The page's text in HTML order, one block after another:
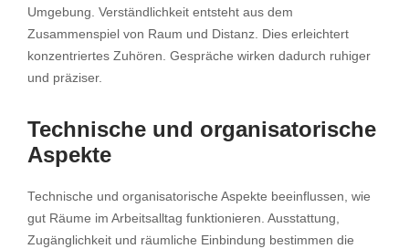
Umgebung. Verständlichkeit entsteht aus dem
Zusammenspiel von Raum und Distanz. Dies erleichtert
konzentriertes Zuhören. Gespräche wirken dadurch ruhiger
und präziser.
Technische und organisatorische
Aspekte
Technische und organisatorische Aspekte beeinflussen, wie
gut Räume im Arbeitsalltag funktionieren. Ausstattung,
Zugänglichkeit und räumliche Einbindung bestimmen die